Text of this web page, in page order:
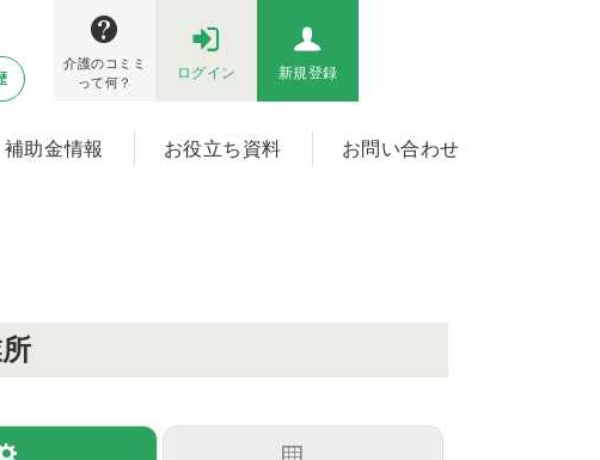
介護のコミミ
って何？
ログイン 新規登録
助金情報 お役立ち資料 お問い合わせ